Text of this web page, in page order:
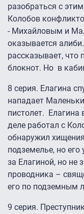
разобраться с
Колобов
- Михайловым и
оказывается
рассказывает, что
блокнот. Но в
8 серия. Елагина
нападает
пистолет.
деле работал с
обнаружил
подземелье, но
за Елагиной, но не
проводника –
его по подземным
9 серия.